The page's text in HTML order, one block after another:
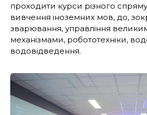
проходити курси різного
вивчення іноземних мов, до,
зварювання, управління
механізмами, робототехніки,
водовідведення.